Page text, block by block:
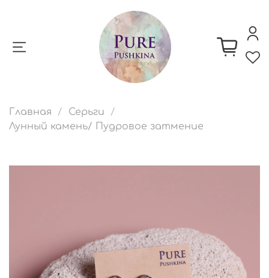
Главная
Серьги
Лунный камень/ Пудровое затмение